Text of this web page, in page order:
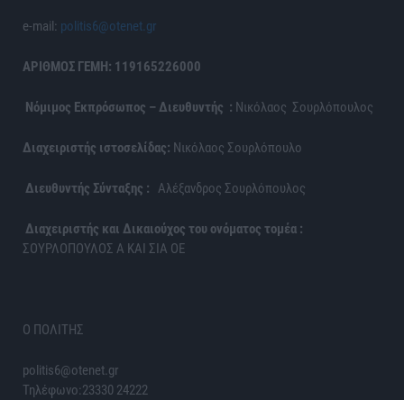
e-mail: politis6@otenet.gr
ΑΡΙΘΜΟΣ ΓΕΜΗ: 119165226000
Νόμιμος Εκπρόσωπος – Διευθυντής : Νικόλαος Σουρλόπουλος
Διαχειριστής ιστοσελίδας: Νικόλαος Σουρλόπουλο
Διευθυντής Σύνταξης : Αλέξανδρος Σουρλόπουλος
Διαχειριστής και Δικαιούχος του ονόματος τομέα :
ΣΟΥΡΛΟΠΟΥΛΟΣ Α ΚΑΙ ΣΙΑ ΟΕ
Ο ΠΟΛΙΤΗΣ
politis6@otenet.gr
Τηλέφωνο:23330 24222